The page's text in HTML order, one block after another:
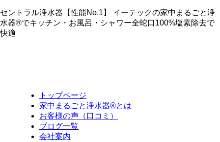
セントラル浄水器【性能No.1】 イーテックの家中まるごと浄
水器®でキッチン・お風呂・シャワー全蛇口100%塩素除去で
快適
トップページ
家中まるごと浄水器®とは
お客様の声（口コミ）
ブログ一覧
会社案内